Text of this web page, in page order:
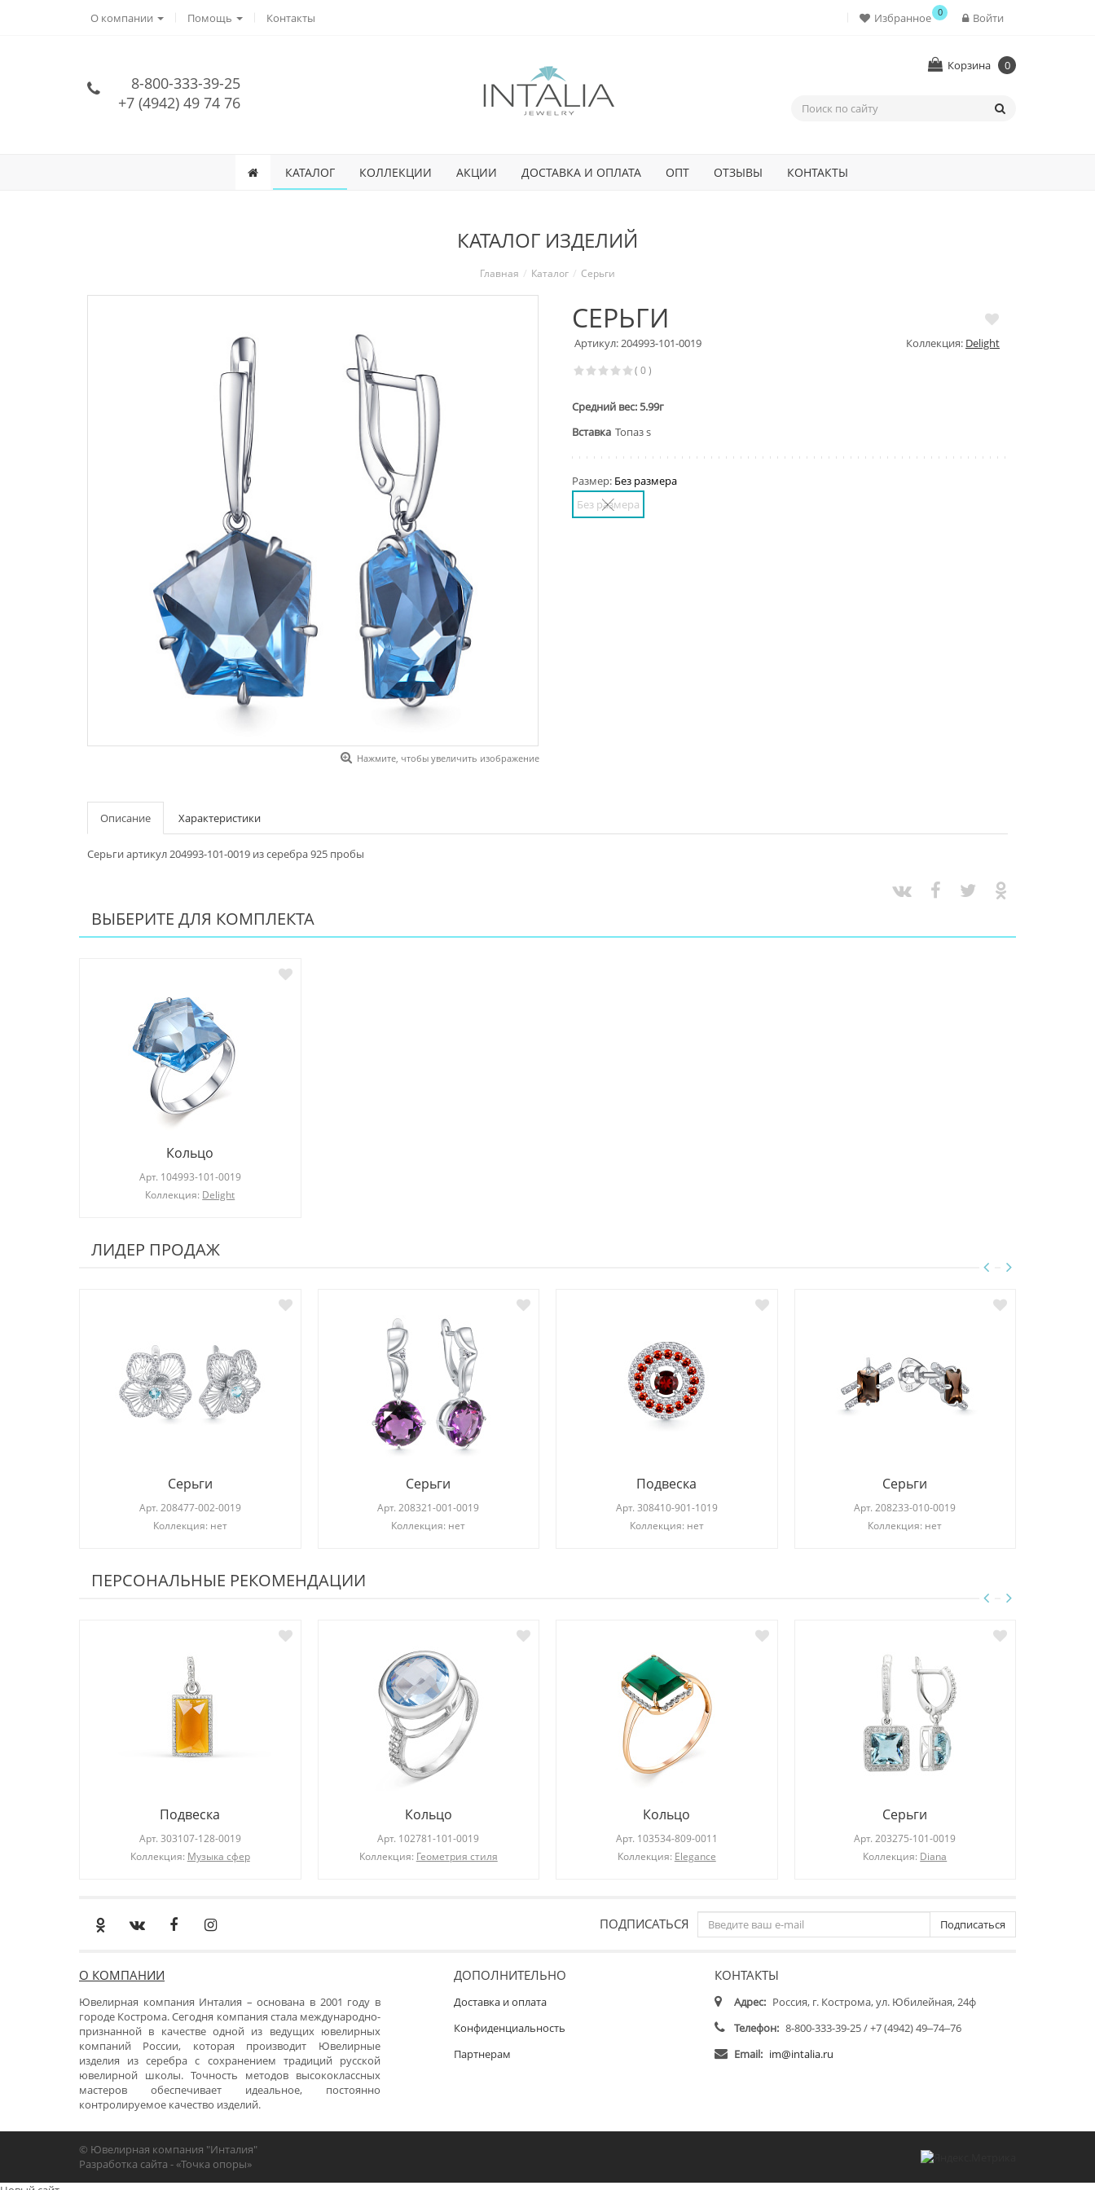
О компании Помощь Контакты Войти
Избранное 0
8-800-333-39-25
+7 (4942) 49 74 76
Корзина 0
КАТАЛОГ КОЛЛЕКЦИИ АКЦИИ ДОСТАВКА И ОПЛАТА ОПТ ОТЗЫВЫ КОНТАКТЫ
КАТАЛОГ ИЗДЕЛИЙ
Главная Каталог Серьги
СЕРЬГИ
Нажмите, чтобы увеличить изображение
Артикул: 204993-101-0019 Коллекция: Delight
( 0 )
Средний вес: 5.99г
Вставка Топаз s
Размер: Без размера
Без размера
Описание Характеристики
Серьги артикул 204993-101-0019 из серебра 925 пробы
ВЫБЕРИТЕ ДЛЯ КОМПЛЕКТА
Кольцо
Арт. 104993-101-0019
Коллекция: Delight
ЛИДЕР ПРОДАЖ
Серьги
Арт. 208477-002-0019
Коллекция: нет
Серьги
Арт.208321-001-0019
Коллекция: нет
Подвеска
Арт. 308410-901-1019
Коллекция: нет
Серьги
Арт.208233-010-0019
Коллекция: нет
ПЕРСОНАЛЬНЫЕ РЕКОМЕНДАЦИИ
Подвеска
Арт. 303107-128-0019
Коллекция: Музыка сфер
Кольцо
Арт. 102781-101-0019
Коллекция: Геометрия стиля
Кольцо
Арт. 103534-809-0011
Коллекция: Elegance
Серьги
Арт.203275-101-0019
Коллекция: Diana
ПОДПИСАТЬСЯ Подписаться
О КОМПАНИИ
Ювелирная компания Инталия – основана в 2001 году в
городе Кострома. Сегодня компания стала международно-
признанной в качестве одной из ведущих ювелирных
компаний России, которая производит Ювелирные
изделия из серебра с сохранением традиций русской
ювелирной школы. Точность методов высококлассных
мастеров обеспечивает идеальное, постоянно
контролируемое качество изделий.
ДОПОЛНИТЕЛЬНО
Доставка и оплата
Конфиденциальность
Партнерам
КОНТАКТЫ
Адрес: Россия, г. Кострома, ул. Юбилейная, 24ф
Телефон: 8-800-333-39-25 / +7 (4942) 49‒74‒76
Email: im@intalia.ru
© Ювелирная компания "Инталия"
Разработка сайта -«Точка опоры»